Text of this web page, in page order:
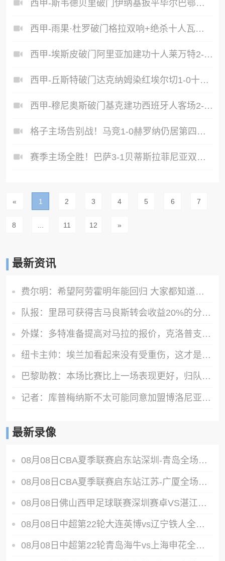
西甲-斯韦德贝里破门伊纳基扳平毕尔巴鄂竞技1-1塞尔塔
西甲-雨果·杜罗破门格拉双响+绝杀十人瓦伦西亚4-3皇家社会
西甲-埃斯皮破门阿里亚加建功十人莱万特2-0十人马略卡
西甲-丘斯特破门达克纳姆染红埃尔切1-0十人赫塔费
西甲-穆尼奥斯破门基克建功西班牙人客场2-1奥萨苏纳
格子主场告别战！马竞1-0赫罗纳仍居第四格子助攻卢克曼制胜球
赛季主场全胜！巴萨3-1贝蒂斯拉菲尼亚双响坎塞洛破门伊斯科点射
« 1 2 3 4 5 6 7
8 11 12 »
最新资讯
费尔明：希望阿劳霍明年能回归 大家都知道罗德里是非凡的球员
队报：里昂可获得吉马良斯转会收益20%的分成，大约为750万欧元
外媒：多特准备提高对马拉的报价，克洛普支持这桩转会
纽卡主帅：埃兰加看起来没有受重伤，这才是今晚最重要的
巴黎助教：本场比赛比上一场表现更好，归队国脚可参加欧洲超级杯
记者：库普梅纳斯不太可能同意加盟博洛尼亚，此前已拒绝土超球队
最新录像
08月08日CBA夏季联赛启东站深圳-青岛全场录像
08月08日CBA夏季联赛启东站江苏-广厦全场录像
08月08日佛山西甲足球联赛深圳赛卓VS湛江热点·粤标售电全场录像
08月08日中超第22轮大连英博vs辽宁铁人全场录像
08月08日中超第22轮青岛海牛vs上海申花全场录像